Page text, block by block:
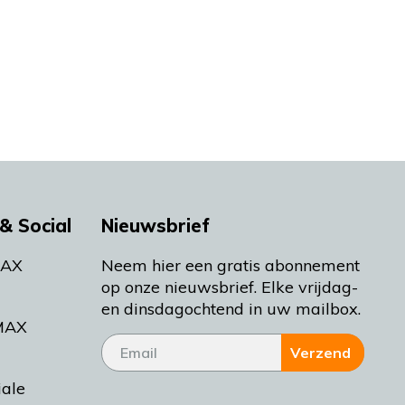
Social Nieuwsbrief
Neem hier een gratis abonnement
op onze nieuwsbrief. Elke vrijdag-
en dinsdagochtend in uw mailbox.
Verzend